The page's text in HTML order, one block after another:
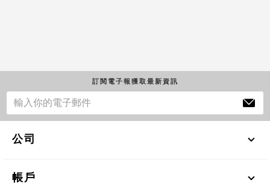
訂閱電子報獲取最新資訊
公司
帳戶